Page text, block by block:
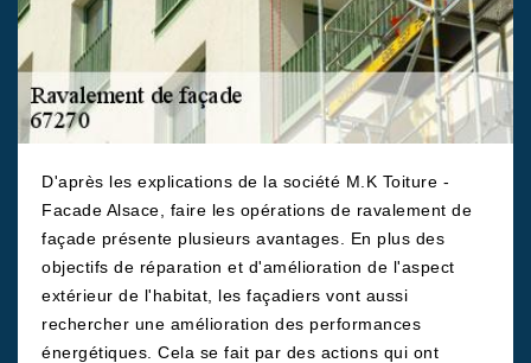
D'après les explications de la société M.K Toiture -
Facade Alsace, faire les opérations de ravalement de
façade présente plusieurs avantages. En plus des
objectifs de réparation et d'amélioration de l'aspect
extérieur de l'habitat, les façadiers vont aussi
rechercher une amélioration des performances
énergétiques. Cela se fait par des actions qui ont